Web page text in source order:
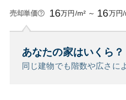
売却単価 16万円/m² ～ 16万円/
あなたの家はいくら？
同じ建物でも階数や広さに